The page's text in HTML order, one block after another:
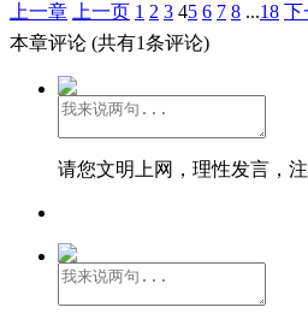
上一章
上一页 1 2 3 45 6 7 8 ...18 下
本章评论 (共有1条评论)
请您文明上网，理性发言，